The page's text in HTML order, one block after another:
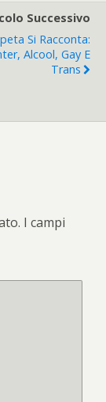
Successivo
Si Racconta:
Alcool, Gay E
Trans
I campi